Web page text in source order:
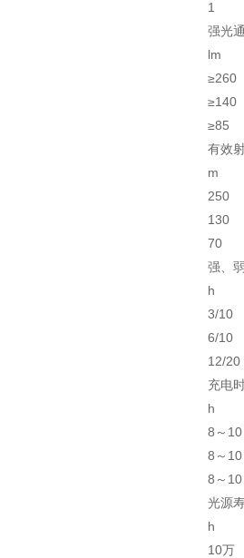
1
强光
lm
≥260
≥140
≥85
有效
m
250
130
70
强、
h
3/10
6/10
12/20
充电
h
8～10
8～10
8～10
光源
h
10万